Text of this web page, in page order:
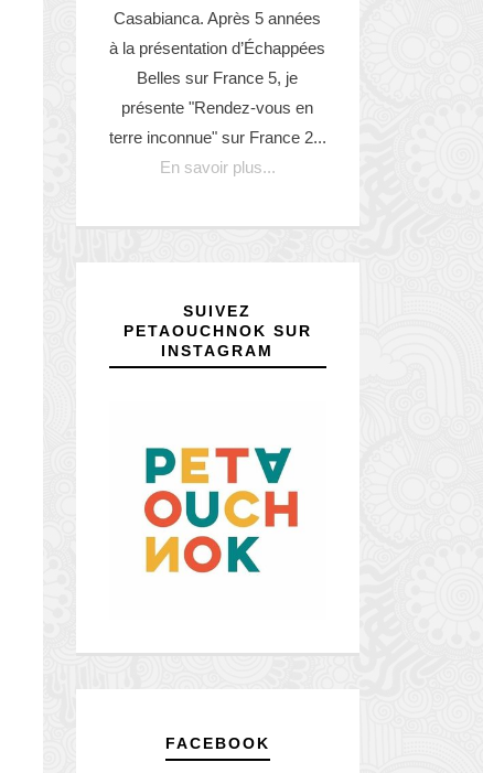
Casabianca. Après 5 années
à la présentation d’Échappées
Belles sur France 5, je
présente "Rendez-vous en
terre inconnue" sur France 2...
En savoir plus...
SUIVEZ
PETAOUCHNOK SUR
INSTAGRAM
FACEBOOK